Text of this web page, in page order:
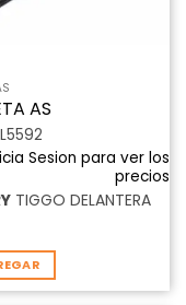
AS
Sesion para ver los
precios
TIGGO DELANTERA